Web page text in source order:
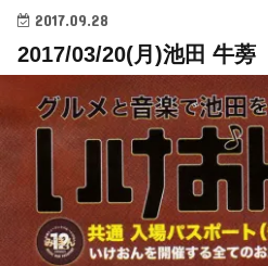
2017.09.28
2017/03/20(月)池田 牛蒡